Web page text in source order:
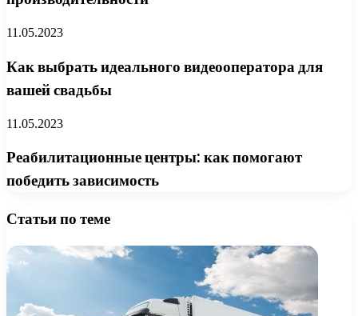
11.05.2023
Как выбрать идеального видеооператора для
вашей свадьбы
11.05.2023
Реабилитационные центры: как помогают
победить зависимость
Статьи по теме